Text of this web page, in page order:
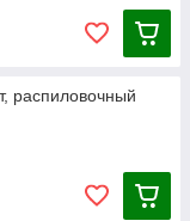
распиловочный